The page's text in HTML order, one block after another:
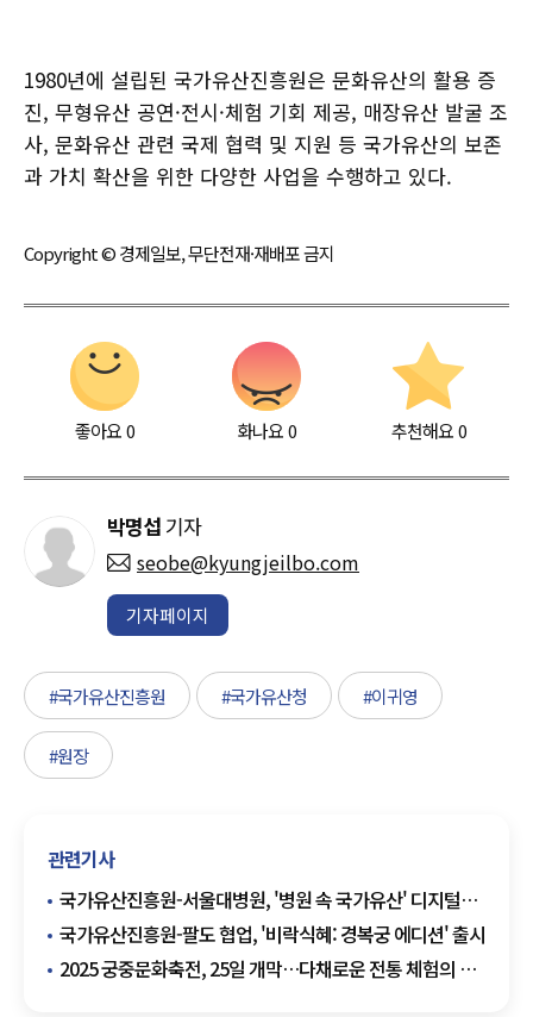
1980년에 설립된 국가유산진흥원은 문화유산의 활용 증
진, 무형유산 공연·전시·체험 기회 제공, 매장유산 발굴 조
사, 문화유산 관련 국제 협력 및 지원 등 국가유산의 보존
과 가치 확산을 위한 다양한 사업을 수행하고 있다.
Copyright © 경제일보, 무단전재·재배포 금지
좋아요0 화나요0 추천해요 0
박명섭 기자
seobe@kyungjeilbo.com
기자페이지
#국가유산진흥원 #국가유산청 #이귀영
#원장
관련기사
국가유산진흥원-서울대병원, '병원 속 국가유산' 디지털
향유 위해 맞손
국가유산진흥원-팔도 협업, '비락식혜: 경복궁 에디션' 출시
2025 궁중문화축전, 25일 개막…다채로운 전통 체험의 장